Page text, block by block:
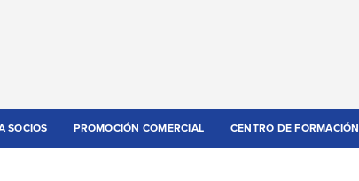
SOCIOS PROMOCIÓN COMERCIAL CENTRO DE FORMACIÓN